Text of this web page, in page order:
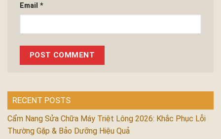
Email *
RECENT POSTS
Cẩm Nang Sửa Chữa Máy Triệt Lông 2026: Khắc Phục Lỗi
Thường Gặp & Bảo Dưỡng Hiệu Quả